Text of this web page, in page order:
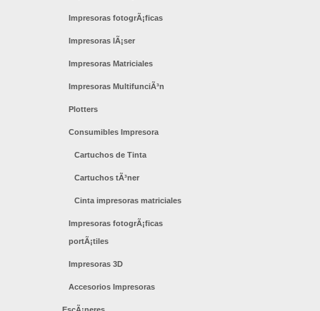
Impresoras fotogrÃ¡ficas
Impresoras lÃ¡ser
Impresoras Matriciales
Impresoras MultifunciÃ³n
Plotters
Consumibles Impresora
Cartuchos de Tinta
Cartuchos tÃ³ner
Cinta impresoras matriciales
Impresoras fotogrÃ¡ficas
portÃ¡tiles
Impresoras 3D
Accesorios Impresoras